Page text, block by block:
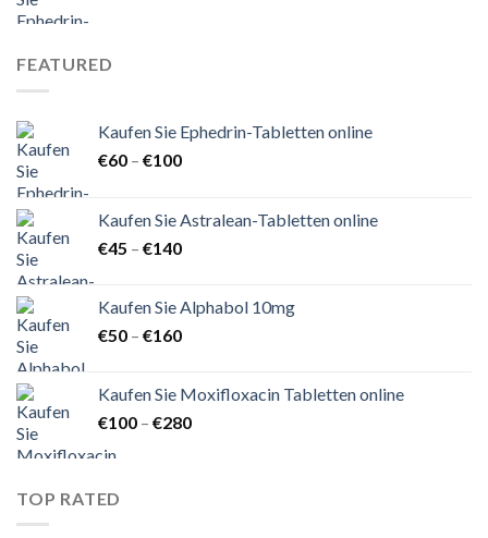
FEATURED
Kaufen Sie Ephedrin-Tabletten online
€60 – €100Preisspanne:
€100
Kaufen Sie Astralean-Tabletten online
€45 – €140Preisspanne:
€140
Kaufen Sie Alphabol 10mg
€50 – €160Preisspanne:
€160
Kaufen Sie Moxifloxacin Tabletten online
€100 – €280Preisspanne:
TOP RATED